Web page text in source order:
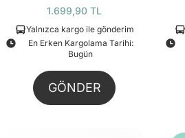
1.699,90 TL
Yalnızca kargo ile gönderim
En Erken Kargolama Tarihi:
Bugün
GÖNDER